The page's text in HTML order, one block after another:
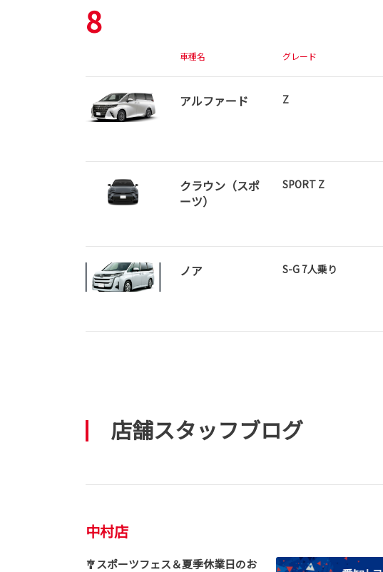
8
車種名 グレード
アルファード Z
クラウン（スポ
ーツ）
SPORT Z
ノア S-G 7人乗り
店舗スタッフブログ
中村店
🎐スポーツフェス＆夏季休業日のお